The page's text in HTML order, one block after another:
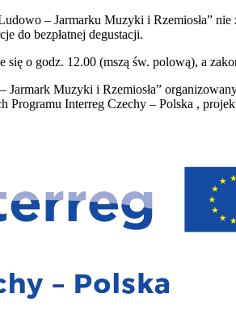
– Jarmarku Muzyki i Rzemiosła”
do bezpłatnej degustacji.
się o godz. 12.00 (mszą św. polową), a
Jarmark Muzyki i Rzemiosła”
Programu Interreg Czechy – Polska ,